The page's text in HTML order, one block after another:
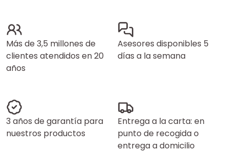
Más de 3,5 millones de
clientes atendidos en 20
años
Asesores disponibles 5
días a la semana
3 años de garantía para
nuestros productos
Entrega a la carta: en
punto de recogida o
entrega a domicilio